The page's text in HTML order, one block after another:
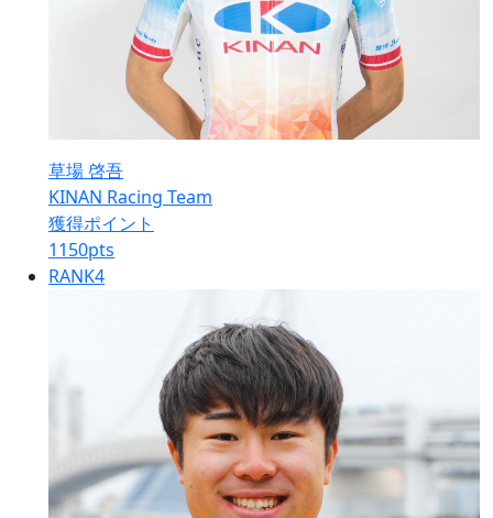
草場 啓吾
KINAN Racing Team
獲得ポイント
1150pts
RANK4